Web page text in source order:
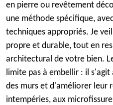
en pierre ou revêtement
une méthode spécifique,
techniques appropriés. Je
propre et durable, tout en
architectural de votre bien.
limite pas à embellir : il
des murs et d'améliorer leur
intempéries, aux